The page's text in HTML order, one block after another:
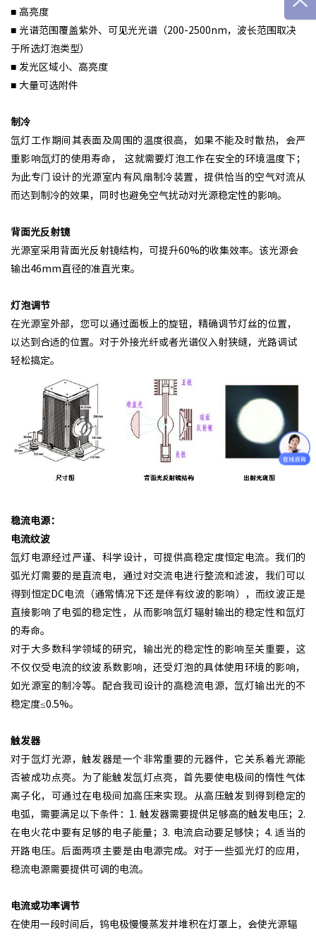
■ 高亮度
■ 光谱范围覆盖紫外、可见光光谱（200-2500nm，波长范围取决
于所选灯泡类型）
■ 发光区域小、高亮度
■ 大量可选附件
制冷
氙灯工作期间其表面及周围的温度很高，如果不能及时散热，会严
重影响氙灯的使用寿命， 这就需要灯泡工作在安全的环境温度下；
为此专门设计的光源室内有风扇制冷装置，提供恰当的空气对流从
而达到制冷的效果，同时也避免空气扰动对光源稳定性的影响。
背面光反射镜
光源室采用背面光反射镜结构，可提升60%的收集效率。该光源会
输出46mm直径的准直光束。
灯泡调节
在光源室外部，您可以通过面板上的旋钮，精确调节灯丝的位置，
以达到合适的位置。对于外接光纤或者光谱仪入射狭缝，光路调试
轻松搞定。
稳流电源：
电流纹波
氙灯电源经过严谨、科学设计，可提供高稳定度恒定电流。我们的
弧光灯需要的是直流电，通过对交流电进行整流和滤波，我们可以
得到恒定DC电流（通常情况下还是伴有纹波的影响），而纹波正是
直接影响了电弧的稳定性，从而影响氙灯辐射输出的稳定性和氙灯
的寿命。
对于大多数科学领域的研究，输出光的稳定性的影响至关重要，这
不仅仅受电流的纹波系数影响，还受灯泡的具体使用环境的影响，
如光源室的制冷等。配合我司设计的高稳流电源，氙灯输出光的不
稳定度≤0.5%。
触发器
对于氙灯光源，触发器是一个非常重要的元器件，它关系着光源能
否被成功点亮。为了能触发氙灯点亮，首先要使电极间的惰性气体
离子化，可通过在电极间加高压来实现。从高压触发到得到稳定的
电弧，需要满足以下条件：1. 触发器需要提供足够高的触发电压；2.
在电火花中要有足够的电子能量；3. 电流启动要足够快；4. 适当的
开路电压。后面两项主要是由电源完成。对于一些弧光灯的应用，
稳流电源需要提供可调的电流。
电流或功率调节
在使用一段时间后，钨电极慢慢蒸发并堆积在灯罩上，会使光源辐